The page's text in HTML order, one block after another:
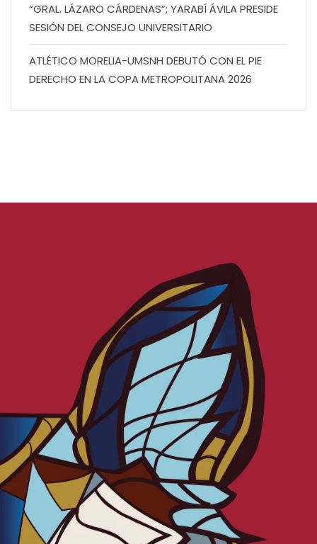
“GRAL. LÁZARO CÁRDENAS”; YARABÍ ÁVILA PRESIDE
SESIÓN DEL CONSEJO UNIVERSITARIO
ATLÉTICO MORELIA-UMSNH DEBUTÓ CON EL PIE
DERECHO EN LA COPA METROPOLITANA 2026